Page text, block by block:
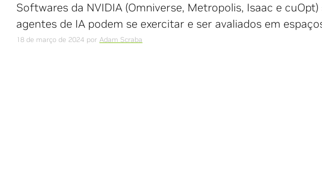
Softwares da NVIDIA (Omniverse, Metropolis, Isaac e
agentes de IA podem se exercitar e ser avaliados em
18 de março de 2024 por Adam Scraba